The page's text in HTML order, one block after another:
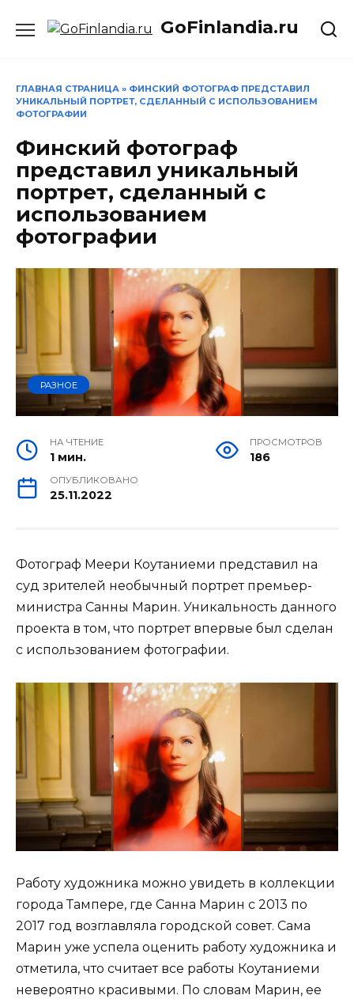
GoFinlandia.ru
ГЛАВНАЯ СТРАНИЦА » ФИНСКИЙ ФОТОГРАФ ПРЕДСТАВИЛ
УНИКАЛЬНЫЙ ПОРТРЕТ, СДЕЛАННЫЙ С ИСПОЛЬЗОВАНИЕМ
ФОТОГРАФИИ
Финский фотограф
представил уникальный
портрет, сделанный с
использованием
фотографии
РАЗНОЕ
НА ЧТЕНИЕ
1 мин.
ПРОСМОТРОВ
186
ОПУБЛИКОВАНО
25.11.2022
Фотограф Меери Коутаниеми представил на
суд зрителей необычный портрет премьер-
министра Санны Марин. Уникальность данного
проекта в том, что портрет впервые был сделан
с использованием фотографии.
Работу художника можно увидеть в коллекции
города Тампере, где Санна Марин с 2013 по
2017 год возглавляла городской совет. Сама
Марин уже успела оценить работу художника и
отметила, что считает все работы Коутаниеми
невероятно красивыми. По словам Марин, ее